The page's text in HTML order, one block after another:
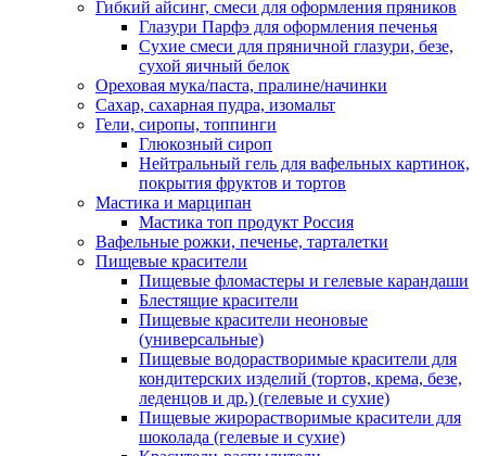
Гибкий айсинг, смеси для оформления пряников
Глазури Парфэ для оформления печенья
Сухие смеси для пряничной глазури, безе,
сухой яичный белок
Ореховая мука/паста, пралине/начинки
Сахар, сахарная пудра, изомальт
Гели, сиропы, топпинги
Глюкозный сироп
Нейтральный гель для вафельных картинок,
покрытия фруктов и тортов
Мастика и марципан
Мастика топ продукт Россия
Вафельные рожки, печенье, тарталетки
Пищевые красители
Пищевые фломастеры и гелевые карандаши
Блестящие красители
Пищевые красители неоновые
(универсальные)
Пищевые водорастворимые красители для
кондитерских изделий (тортов, крема, безе,
леденцов и др.) (гелевые и сухие)
Пищевые жирорастворимые красители для
шоколада (гелевые и сухие)